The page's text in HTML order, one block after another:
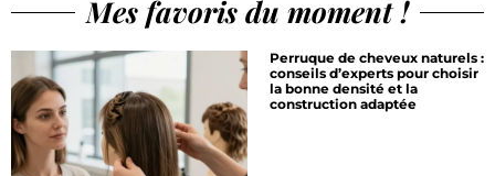
Mes favoris du moment !
Perruque de cheveux naturels :
conseils d’experts pour choisir
la bonne densité et la
construction adaptée